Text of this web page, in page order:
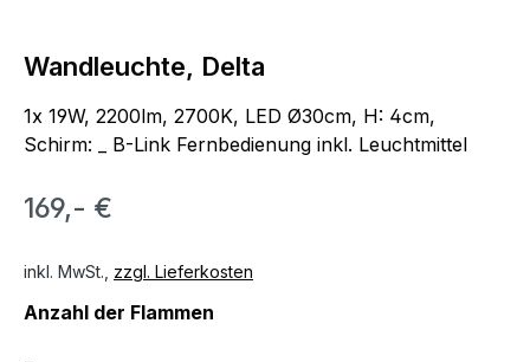
Wandleuchte, Delta
1x 19W, 2200lm, 2700K, LED Ø30cm, H: 4cm,
Schirm: _ B-Link Fernbedienung inkl. Leuchtmittel
169,- €
inkl. MwSt., zzgl. Lieferkosten
Anzahl der Flammen